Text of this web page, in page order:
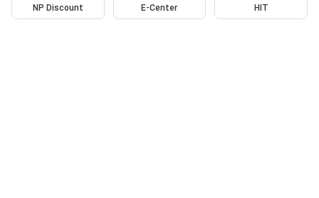
NP Discount E-Center HIT